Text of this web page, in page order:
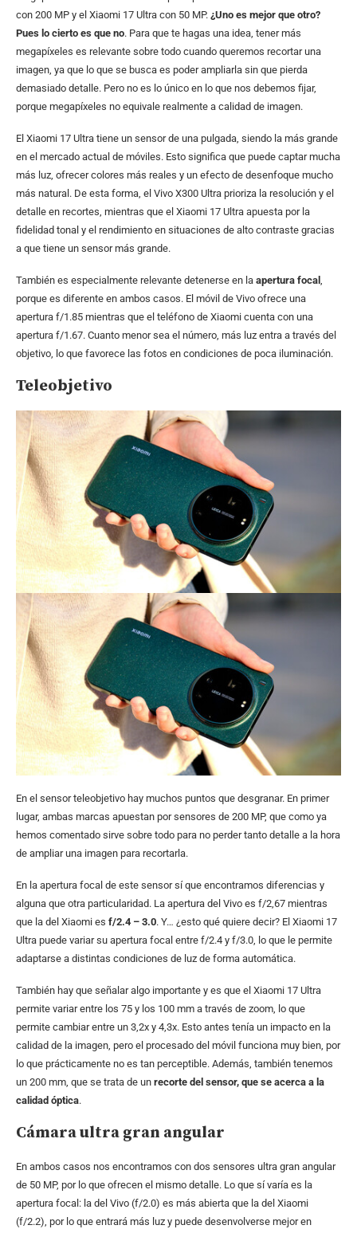
con 200 MP y el Xiaomi 17 Ultra con 50 MP. ¿Uno es mejor que otro?
Pues lo cierto es que no. Para que te hagas una idea, tener más
megapíxeles es relevante sobre todo cuando queremos recortar una
imagen, ya que lo que se busca es poder ampliarla sin que pierda
demasiado detalle. Pero no es lo único en lo que nos debemos fijar,
porque megapíxeles no equivale realmente a calidad de imagen.
El Xiaomi 17 Ultra tiene un sensor de una pulgada, siendo la más grande
en el mercado actual de móviles. Esto significa que puede captar mucha
más luz, ofrecer colores más reales y un efecto de desenfoque mucho
más natural. De esta forma, el Vivo X300 Ultra prioriza la resolución y el
detalle en recortes, mientras que el Xiaomi 17 Ultra apuesta por la
fidelidad tonal y el rendimiento en situaciones de alto contraste gracias
a que tiene un sensor más grande.
También es especialmente relevante detenerse en la apertura focal
porque es diferente en ambos casos. El móvil de Vivo ofrece una
apertura f/1.85 mientras que el teléfono de Xiaomi cuenta con una
apertura f/1.67. Cuanto menor sea el número, más luz entra a través del
objetivo, lo que favorece las fotos en condiciones de poca iluminación.
Teleobjetivo
En el sensor teleobjetivo hay muchos puntos que desgranar. En primer
lugar, ambas marcas apuestan por sensores de 200 MP, que como ya
hemos comentado sirve sobre todo para no perder tanto detalle a la hora
de ampliar una imagen para recortarla.
En la apertura focal de este sensor sí que encontramos diferencias y
alguna que otra particularidad. La apertura del Vivo es f/2,67 mientras
que la del Xiaomi es f/2.4 – 3.0. Y… ¿esto qué quiere decir? El Xiaomi 17
Ultra puede variar su apertura focal entre f/2.4 y f/3.0, lo que le permite
adaptarse a distintas condiciones de luz de forma automática.
También hay que señalar algo importante y es que el Xiaomi 17 Ultra
permite variar entre los 75 y los 100 mm a través de zoom, lo que
permite cambiar entre un 3,2x y 4,3x. Esto antes tenía un impacto en la
calidad de la imagen, pero el procesado del móvil funciona muy bien, por
lo que prácticamente no es tan perceptible. Además, también tenemos
un 200 mm, que se trata de un recorte del sensor, que se acerca a la
calidad óptica.
Cámara ultra gran angular
En ambos casos nos encontramos con dos sensores ultra gran angular
de 50 MP, por lo que ofrecen el mismo detalle. Lo que sí varía es la
apertura focal: la del Vivo (f/2.0) es más abierta que la del Xiaomi
(f/2.2), por lo que entrará más luz y puede desenvolverse mejor en